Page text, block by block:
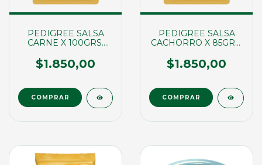
PEDIGREE SALSA
CARNE X 100GRS.
$1.850,00
PEDIGREE SALSA
CACHORRO X 85GRS.
$1.850,00